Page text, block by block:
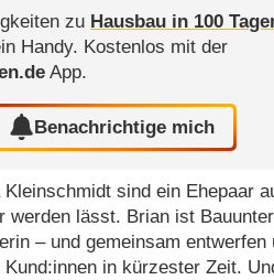
zu Hausbau in 100
Handy. Kostenlos mit der
App.
Benachrichtige mich
sind ein Ehepaar
werden lässt. Brian ist
– und gemeinsam
in kürzester Zeit.